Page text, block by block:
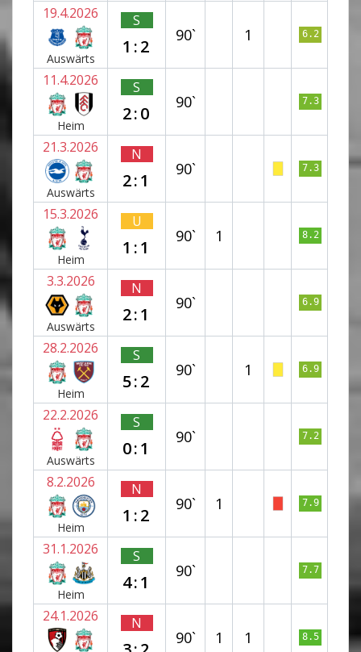
19.4.2026
Auswärts
S
1:2
90` 1 6.2
11.4.2026
Heim
S
2:0
90` 7.3
21.3.2026
Auswärts
N
2:1
90` 7.3
15.3.2026
Heim
U
1:1
90` 1 8.2
3.3.2026
Auswärts
N
2:1
90` 6.9
28.2.2026
Heim
S
5:2
90` 1 6.9
22.2.2026
Auswärts
S
0:1
90` 7.2
8.2.2026
Heim
N
1:2
90` 1 7.9
31.1.2026
Heim
S
4:1
90` 7.7
24.1.2026 N
90` 1 1 8.5